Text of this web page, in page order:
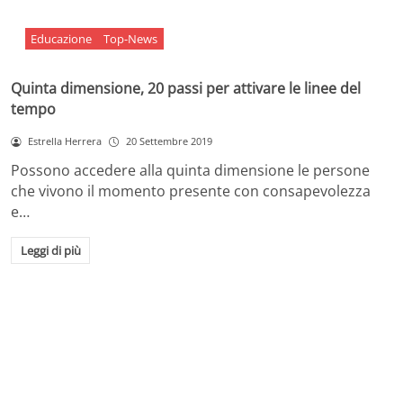
Educazione Top-News
Quinta dimensione, 20 passi per attivare le linee del
tempo
Estrella Herrera 20 Settembre 2019
Possono accedere alla quinta dimensione le persone
che vivono il momento presente con consapevolezza
e…
Leggi di più